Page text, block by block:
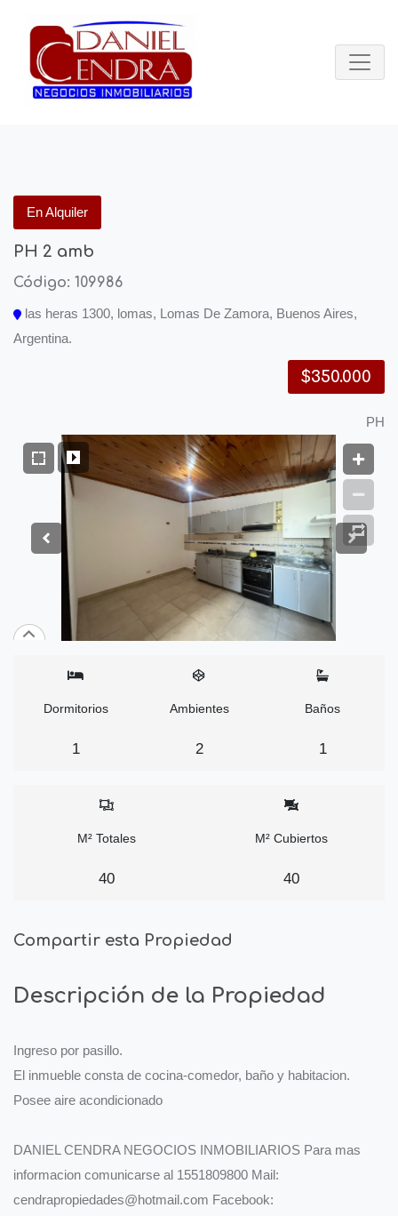
En Alquiler
PH 2 amb
Código: 109986
las heras 1300, lomas, Lomas De Zamora, Buenos Aires,
Argentina.
$350.000
PH
Dormitorios
1
Ambientes
2
Baños
1
M² Totales
40
M² Cubiertos
40
Compartir esta Propiedad
Descripción de la Propiedad
Ingreso por pasillo.
El inmueble consta de cocina-comedor, baño y habitacion.
Posee aire acondicionado
DANIEL CENDRA NEGOCIOS INMOBILIARIOS Para mas
informacion comunicarse al 1551809800 Mail:
cendrapropiedades@hotmail.com Facebook: